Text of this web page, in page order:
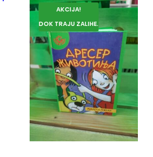
AKCIJA!
DOK TRAJU ZALIHE.